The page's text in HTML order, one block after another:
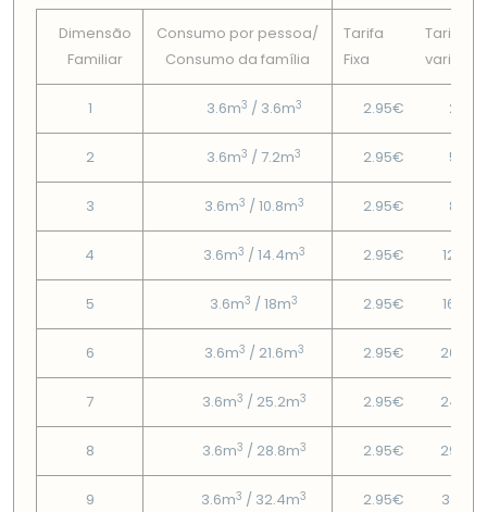
Dimensão
Familiar
Consumo por pessoa/
Consumo da famí­lia
Tarifa
Fixa
Tarifa
variável
1 3.6m3 / 3.6m3 2.95€ 2.11€
2 3.6m3 / 7.2m3 2.95€ 5.11€
3 3.6m3 / 10.8m3 2.95€ 8.7€
4 3.6m3 / 14.4m3 2.95€ 12.28€
5 3.6m3 / 18m3 2.95€ 16.03€
6 3.6m3 / 21.6m3 2.95€
7 3.6m3 / 25.2m3 2.95€
8 3.6m3 / 28.8m3 2.95€
9 3.6m3 / 32.4m3 2.95€